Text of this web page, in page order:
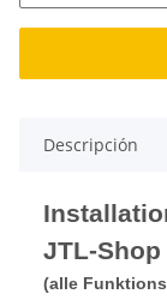
Descripción
JTL-Shop
(alle